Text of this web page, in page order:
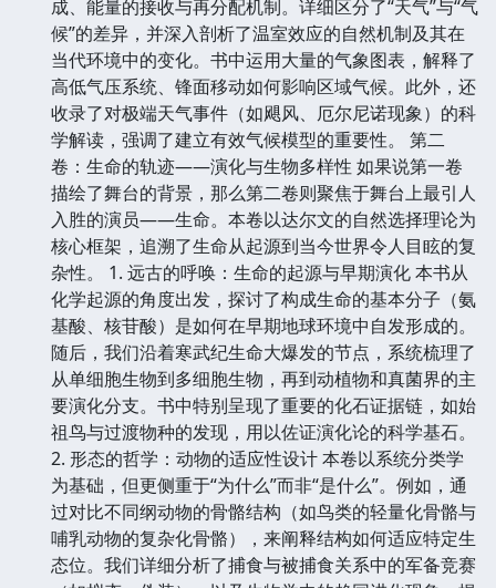
成、能量的接收与再分配机制。详细区分了“天气”与“气
候”的差异，并深入剖析了温室效应的自然机制及其在
当代环境中的变化。书中运用大量的气象图表，解释了
高低气压系统、锋面移动如何影响区域气候。此外，还
收录了对极端天气事件（如飓风、厄尔尼诺现象）的科
学解读，强调了建立有效气候模型的重要性。 第二
卷：生命的轨迹——演化与生物多样性 如果说第一卷
描绘了舞台的背景，那么第二卷则聚焦于舞台上最引人
入胜的演员——生命。本卷以达尔文的自然选择理论为
核心框架，追溯了生命从起源到当今世界令人目眩的复
杂性。 1. 远古的呼唤：生命的起源与早期演化 本书从
化学起源的角度出发，探讨了构成生命的基本分子（氨
基酸、核苷酸）是如何在早期地球环境中自发形成的。
随后，我们沿着寒武纪生命大爆发的节点，系统梳理了
从单细胞生物到多细胞生物，再到动植物和真菌界的主
要演化分支。书中特别呈现了重要的化石证据链，如始
祖鸟与过渡物种的发现，用以佐证演化论的科学基石。
2. 形态的哲学：动物的适应性设计 本卷以系统分类学
为基础，但更侧重于“为什么”而非“是什么”。例如，通
过对比不同纲动物的骨骼结构（如鸟类的轻量化骨骼与
哺乳动物的复杂化骨骼），来阐释结构如何适应特定生
态位。我们详细分析了捕食与被捕食关系中的军备竞赛